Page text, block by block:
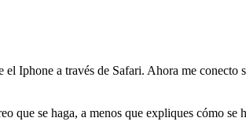
Iphone a través de Safari. Ahora me
se haga, a menos que expliques cómo